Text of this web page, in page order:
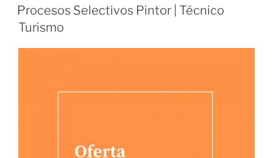
EL
Procesos Selectivos Pintor | Técnico
Turismo